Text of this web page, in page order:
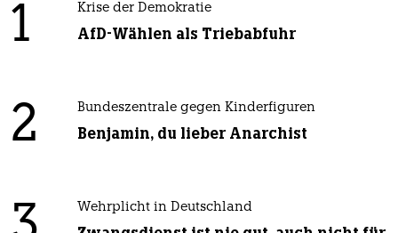
1 Krise der Demokratie
AfD-Wählen als Triebabfuhr
2 Bundeszentrale gegen Kinderfiguren
Benjamin, du lieber Anarchist
Wehrplicht in Deutschland